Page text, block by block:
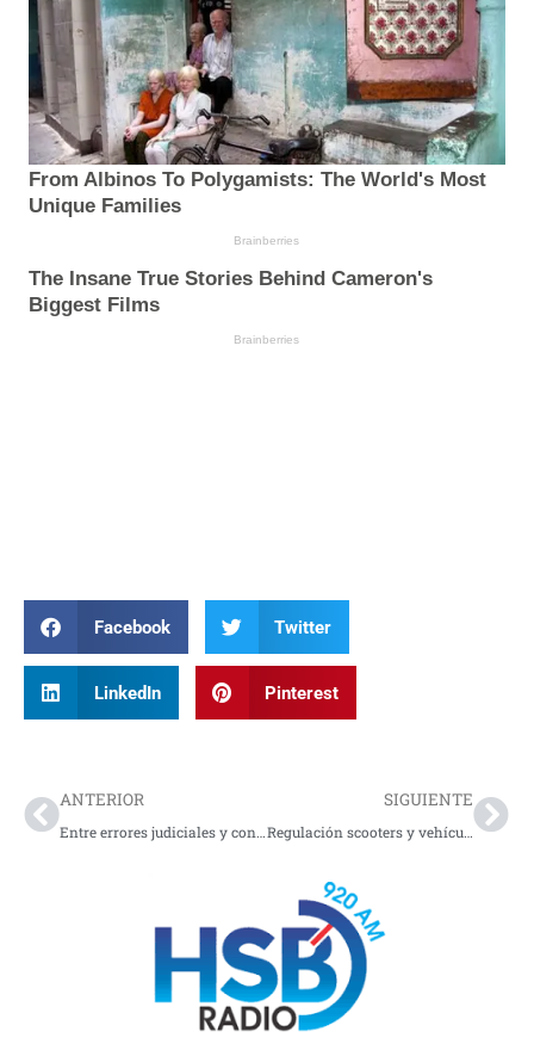
Facebook Twitter
LinkedIn Pinterest
ANTERIOR
Entre errores judiciales y contradicciones: el caso Sandra Ortiz entra en fase crítica
SIGUIENTE
Regulación scooters y vehículos eléctricos personales: así serían las nuevas normas en Colombia